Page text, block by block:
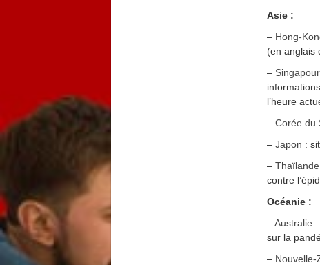
Asie :
– Hong-
(en anglais
– Singapour
l’heure
– Corée du
– Japon :
– Thaïlande
contre
Océanie :
–Australie
sur la
– Nouvelle-